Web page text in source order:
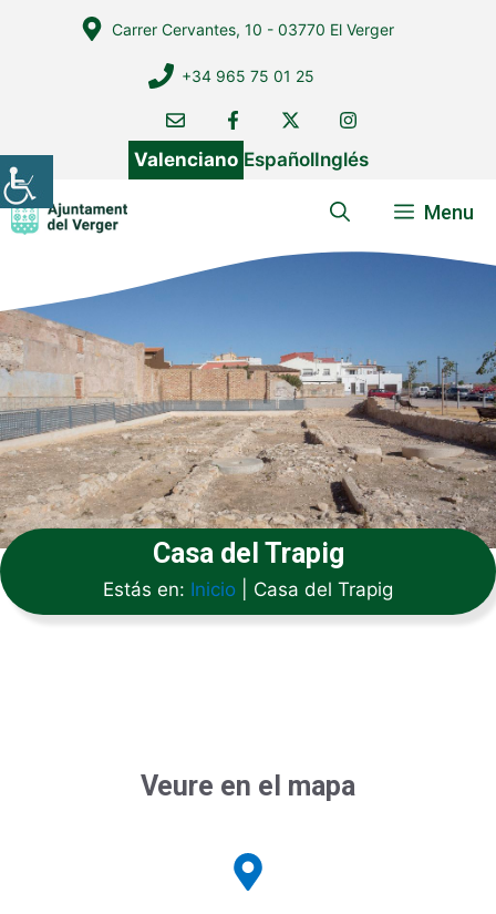
Carrer Cervantes, 10 - 03770 El Verger
+34 965 75 01 25
Valenciano EspañolInglés
Menu
Casa del Trapig
Estás en: Inicio Casa del Trapig
Veure en el mapa